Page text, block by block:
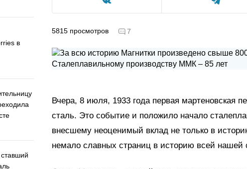
в
5815 просмотров 7
Вчера, 8 июля, 1933 года первая мартеновская
сталь. Это событие и положило начало
внесшему неоценимый вклад не только в
немало славных страниц в историю всей нашей